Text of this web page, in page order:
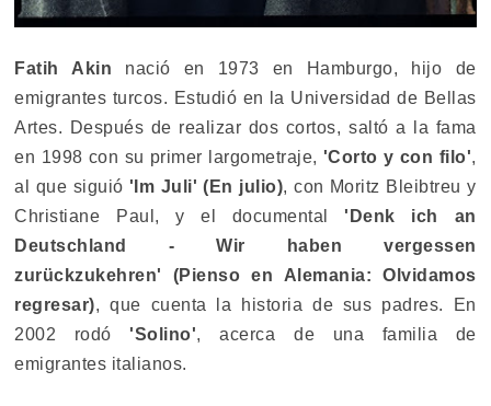
Fatih Akin nació en 1973 en Hamburgo, hijo de
emigrantes turcos. Estudió en la Universidad de Bellas
Artes. Después de realizar dos cortos, saltó a la fama
en 1998 con su primer largometraje, 'Corto y con filo',
al que siguió 'Im Juli' (En julio), con Moritz Bleibtreu y
Christiane Paul, y el documental 'Denk ich an
Deutschland - Wir haben vergessen
zurückzukehren' (Pienso en Alemania: Olvidamos
regresar), que cuenta la historia de sus padres. En
2002 rodó 'Solino', acerca de una familia de
emigrantes italianos.